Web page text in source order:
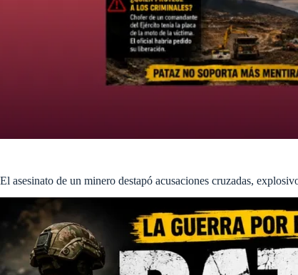
El asesinato de un minero destapó acusaciones cruzadas,